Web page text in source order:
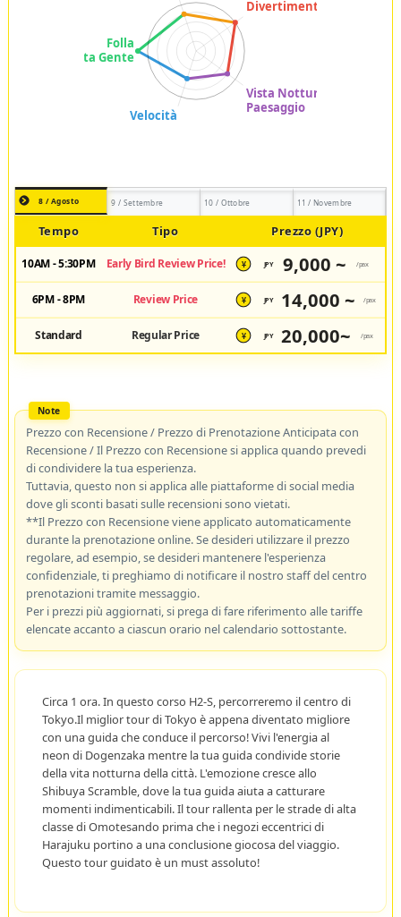
8 / Agosto 9 / Settembre 10 / Ottobre 11 / Novembre
Tempo Tipo Prezzo (JPY)
10AM - 5:30PM Early Bird Review Price! ¥ JPY 9,000 ~ /pax
6PM - 8PM Review Price ¥ JPY 14,000 ~ /pax
Standard Regular Price ¥ JPY 20,000~ /pax
Prezzo con Recensione / Prezzo di Prenotazione Anticipata con
Recensione / Il Prezzo con Recensione si applica quando prevedi
di condividere la tua esperienza.
Tuttavia, questo non si applica alle piattaforme di social media
dove gli sconti basati sulle recensioni sono vietati.
**Il Prezzo con Recensione viene applicato automaticamente
durante la prenotazione online. Se desideri utilizzare il prezzo
regolare, ad esempio, se desideri mantenere l'esperienza
confidenziale, ti preghiamo di notificare il nostro staff del centro
prenotazioni tramite messaggio.
Per i prezzi più aggiornati, si prega di fare riferimento alle tariffe
elencate accanto a ciascun orario nel calendario sottostante.
Circa 1 ora. In questo corso H2-S, percorreremo il centro di
Tokyo.Il miglior tour di Tokyo è appena diventato migliore
con una guida che conduce il percorso! Vivi l'energia al
neon di Dogenzaka mentre la tua guida condivide storie
della vita notturna della città. L'emozione cresce allo
Shibuya Scramble, dove la tua guida aiuta a catturare
momenti indimenticabili. Il tour rallenta per le strade di alta
classe di Omotesando prima che i negozi eccentrici di
Harajuku portino a una conclusione giocosa del viaggio.
Questo tour guidato è un must assoluto!